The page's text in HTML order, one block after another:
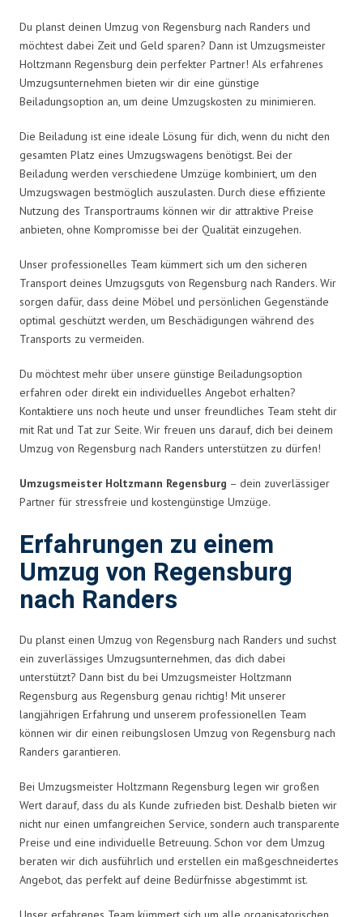
Du planst deinen Umzug von Regensburg nach Randers und
möchtest dabei Zeit und Geld sparen? Dann ist Umzugsmeister
Holtzmann Regensburg dein perfekter Partner! Als erfahrenes
Umzugsunternehmen bieten wir dir eine günstige
Beiladungsoption an, um deine Umzugskosten zu minimieren.
Die Beiladung ist eine ideale Lösung für dich, wenn du nicht den
gesamten Platz eines Umzugswagens benötigst. Bei der
Beiladung werden verschiedene Umzüge kombiniert, um den
Umzugswagen bestmöglich auszulasten. Durch diese effiziente
Nutzung des Transportraums können wir dir attraktive Preise
anbieten, ohne Kompromisse bei der Qualität einzugehen.
Unser professionelles Team kümmert sich um den sicheren
Transport deines Umzugsguts von Regensburg nach Randers. Wir
sorgen dafür, dass deine Möbel und persönlichen Gegenstände
optimal geschützt werden, um Beschädigungen während des
Transports zu vermeiden.
Du möchtest mehr über unsere günstige Beiladungsoption
erfahren oder direkt ein individuelles Angebot erhalten?
Kontaktiere uns noch heute und unser freundliches Team steht dir
mit Rat und Tat zur Seite. Wir freuen uns darauf, dich bei deinem
Umzug von Regensburg nach Randers unterstützen zu dürfen!
Umzugsmeister Holtzmann Regensburg – dein zuverlässiger
Partner für stressfreie und kostengünstige Umzüge.
Erfahrungen zu einem
Umzug von Regensburg
nach Randers
Du planst einen Umzug von Regensburg nach Randers und suchst
ein zuverlässiges Umzugsunternehmen, das dich dabei
unterstützt? Dann bist du bei Umzugsmeister Holtzmann
Regensburg aus Regensburg genau richtig! Mit unserer
langjährigen Erfahrung und unserem professionellen Team
können wir dir einen reibungslosen Umzug von Regensburg nach
Randers garantieren.
Bei Umzugsmeister Holtzmann Regensburg legen wir großen
Wert darauf, dass du als Kunde zufrieden bist. Deshalb bieten wir
nicht nur einen umfangreichen Service, sondern auch transparente
Preise und eine individuelle Betreuung. Schon vor dem Umzug
beraten wir dich ausführlich und erstellen ein maßgeschneidertes
Angebot, das perfekt auf deine Bedürfnisse abgestimmt ist.